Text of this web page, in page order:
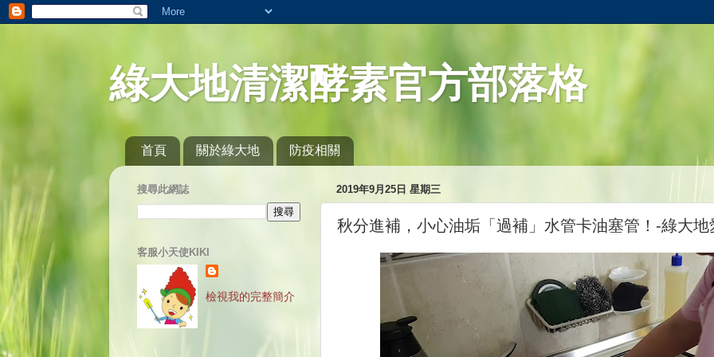
綠大地清潔酵素官方部落格
首頁 關於綠大地 防疫相關
2019年9月25日 星期三
秋分進補，小心油垢「過補」水管卡油塞管！-綠大地
搜尋此網誌
客服小天使KIKI
檢視我的完整簡介